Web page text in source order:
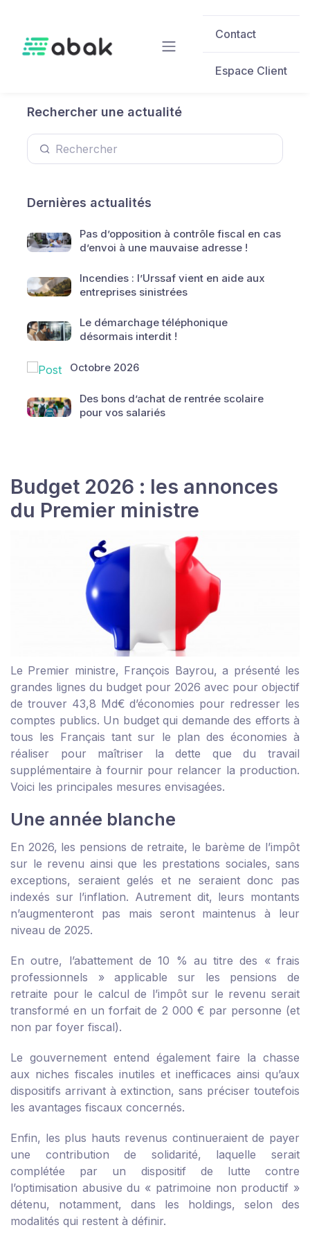
Contact
Espace Client
Rechercher une actualité
Dernières actualités
Pas d’opposition à contrôle fiscal en cas
d’envoi à une mauvaise adresse !
Incendies : l’Urssaf vient en aide aux
entreprises sinistrées
Le démarchage téléphonique
désormais interdit !
Octobre 2026
Des bons d’achat de rentrée scolaire
pour vos salariés
Budget 2026 : les annonces
du Premier ministre
Le Premier ministre, François Bayrou, a présenté les
grandes lignes du budget pour 2026 avec pour objectif
de trouver 43,8 Md€ d’économies pour redresser les
comptes publics. Un budget qui demande des efforts à
tous les Français tant sur le plan des économies à
réaliser pour maîtriser la dette que du travail
supplémentaire à fournir pour relancer la production.
Voici les principales mesures envisagées.
Une année blanche
En 2026, les pensions de retraite, le barème de l’impôt
sur le revenu ainsi que les prestations sociales, sans
exceptions, seraient gelés et ne seraient donc pas
indexés sur l’inflation. Autrement dit, leurs montants
n’augmenteront pas mais seront maintenus à leur
niveau de 2025.
En outre, l’abattement de 10 % au titre des « frais
professionnels » applicable sur les pensions de
retraite pour le calcul de l’impôt sur le revenu serait
transformé en un forfait de 2 000 € par personne (et
non par foyer fiscal).
Le gouvernement entend également faire la chasse
aux niches fiscales inutiles et inefficaces ainsi qu’aux
dispositifs arrivant à extinction, sans préciser toutefois
les avantages fiscaux concernés.
Enfin, les plus hauts revenus continueraient de payer
une contribution de solidarité, laquelle serait
complétée par un dispositif de lutte contre
l’optimisation abusive du « patrimoine non productif »
détenu, notamment, dans les holdings, selon des
modalités qui restent à définir.